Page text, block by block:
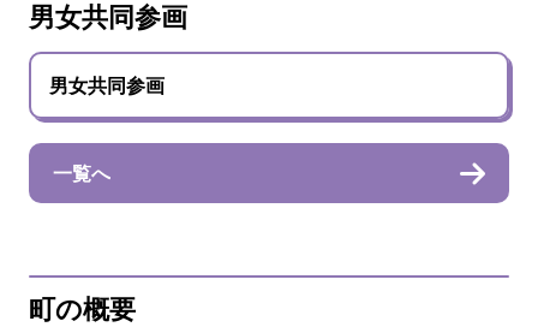
男女共同参画
男女共同参画
一覧へ
町の概要